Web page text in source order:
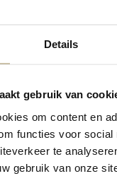
Details
gebruik van
om content en
functies voor social
te
gebruik van onze